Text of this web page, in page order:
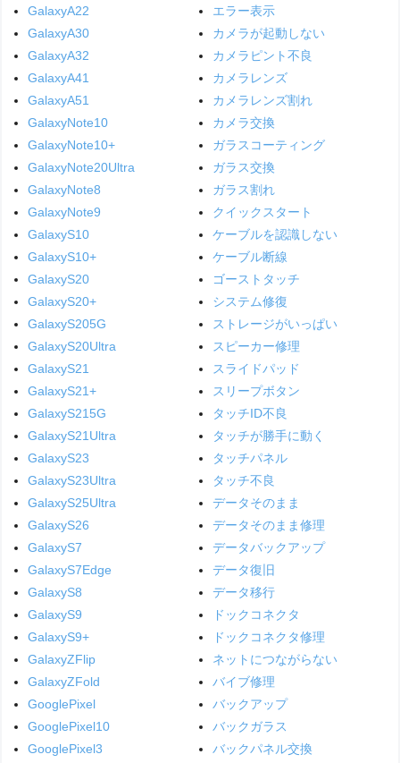
GalaxyA22
GalaxyA30
GalaxyA32
GalaxyA41
GalaxyA51
GalaxyNote10
GalaxyNote10+
GalaxyNote20Ultra
GalaxyNote8
GalaxyNote9
GalaxyS10
GalaxyS10+
GalaxyS20
GalaxyS20+
GalaxyS205G
GalaxyS20Ultra
GalaxyS21
GalaxyS21+
GalaxyS215G
GalaxyS21Ultra
GalaxyS23
GalaxyS23Ultra
GalaxyS25Ultra
GalaxyS26
GalaxyS7
GalaxyS7Edge
GalaxyS8
GalaxyS9
GalaxyS9+
GalaxyZFlip
GalaxyZFold
GooglePixel
GooglePixel10
GooglePixel3
エラー表示
カメラが起動しない
カメラピント不良
カメラレンズ
カメラレンズ割れ
カメラ交換
ガラスコーティング
ガラス交換
ガラス割れ
クイックスタート
ケーブルを認識しない
ケーブル断線
ゴーストタッチ
システム修復
ストレージがいっぱい
スピーカー修理
スライドパッド
スリープボタン
タッチID不良
タッチが勝手に動く
タッチパネル
タッチ不良
データそのまま
データそのまま修理
データバックアップ
データ復旧
データ移行
ドックコネクタ
ドックコネクタ修理
ネットにつながらない
バイブ修理
バックアップ
バックガラス
バックパネル交換